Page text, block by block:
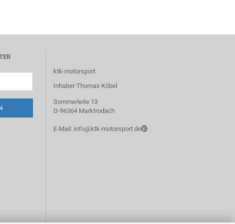
ktk-motorsport
Inhaber Thomas Köbel
Sommerleite 13
D-96364 Marktrodach
E-Mail: info@ktk-motorsport.de